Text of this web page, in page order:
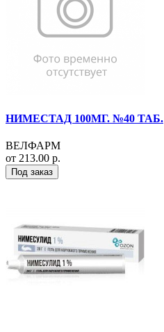
НИМЕСТАД 100МГ. №40 ТАБ.
ВЕЛФАРМ
от 213.00 р.
Под заказ